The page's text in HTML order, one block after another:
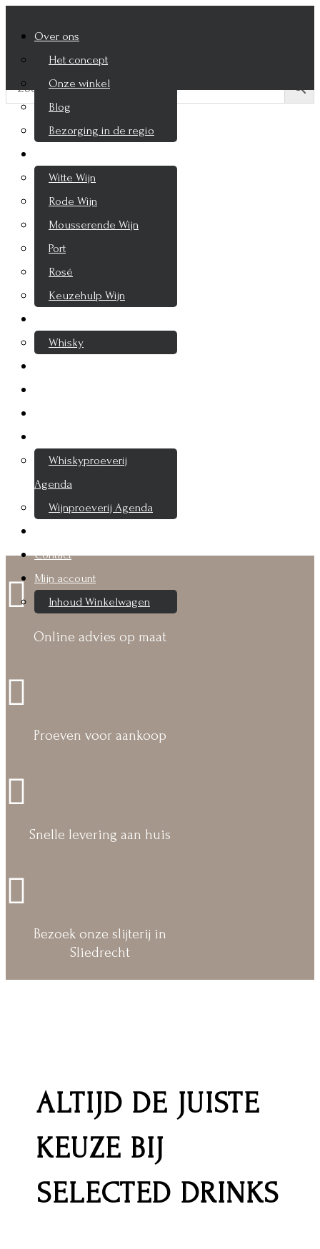
Over ons
Het concept
Onze winkel
Blog
Bezorging in de regio
Witte Wijn
Rode Wijn
Mousserende Wijn
Port
Rosé
Keuzehulp Wijn
Whisky
Whiskyproeverij
Agenda
Wijnproeverij Agenda
Contact
Mijn account
Inhoud Winkelwagen
Drankenspeciaalzaak

Online advies op maat

Proeven voor aankoop

Snelle levering aan huis

Bezoek onze slijterij in
Sliedrecht
ALTIJD DE JUISTE
KEUZE BIJ
SELECTED DRINKS